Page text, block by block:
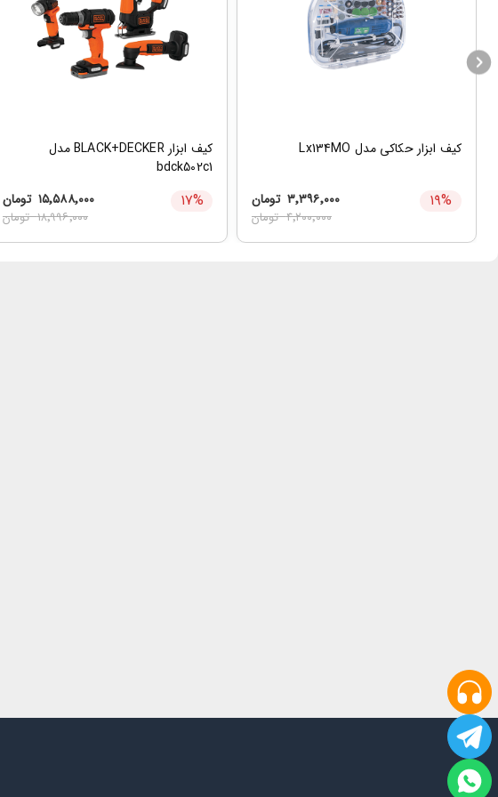
کیف ابزار حکاکی مدل Lx134MO
۱۹% ۳٬۳۹۶٬۰۰۰ تومان
۴٬۲۰۰٬۰۰۰تومان
کیف ابزار BLACK+DECKER مدل
bdck502c1
۱۷% ۱۵٬۵۸۸٬۰۰۰ تومان
۱۸٬۹۹۶٬۰۰۰تومان